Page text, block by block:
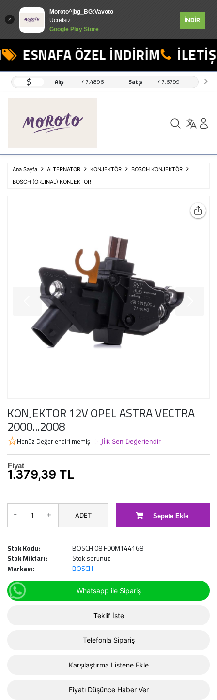
Moroto^|bg_BG:Vavoto
Ücretsiz
Google Play Store
İNDİR
ESNAFA ÖZEL İNDİRİM
$ Alış 47,4896 Satış 47,6799
Ana Sayfa ALTERNATOR KONJEKTÖR
BOSCH KONJEKTÖR
BOSCH (ORJİNAL) KONJEKTÖR
KONJEKTOR 12V OPEL ASTRA VECTRA
2000...2008
Henüz Değerlendirilmemiş İlk Sen Değerlendir
Fiyat
1.379,39 TL
- + ADET Sepete Ekle
Stok Kodu:
BOSCH 08 F00M144168
Stok Miktarı:
Stok sorunuz
Markası:
BOSCH
Whatsapp ile Sipariş
Teklif İste
Telefonla Sipariş
Karşılaştırma Listene Ekle
Fiyatı Düşünce Haber Ver